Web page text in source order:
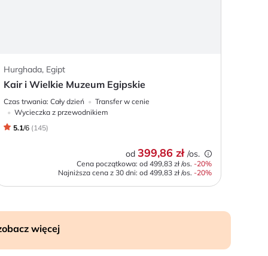
Hurghada, Egipt
Kair i Wielkie Muzeum Egipskie
Czas trwania: Cały dzień
Transfer w cenie
Wycieczka z przewodnikiem
5.1/6 (145)
od 399,86 zł /os.
Cena początkowa: od 499,83 zł /os. -20%
Najniższa cena z 30 dni: od 499,83 zł /os. -20%
więcej